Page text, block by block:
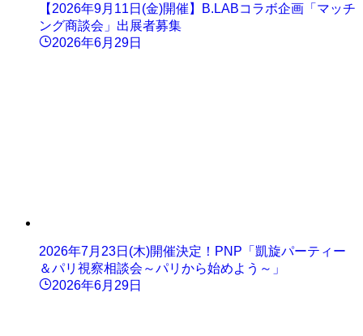
【2026年9月11日(金)開催】B.LABコラボ企画「マッチ
ング商談会」出展者募集
2026年6月29日
2026年7月23日(木)開催決定！PNP「凱旋パーティー
＆パリ視察相談会～パリから始めよう～」
2026年6月29日